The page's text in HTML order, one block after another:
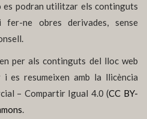
es podran utilitzar els continguts
ne obres derivades, sense
per als continguts del lloc web
es resumeixen amb la llicència
– Compartir Igual 4.0 (CC BY-
.